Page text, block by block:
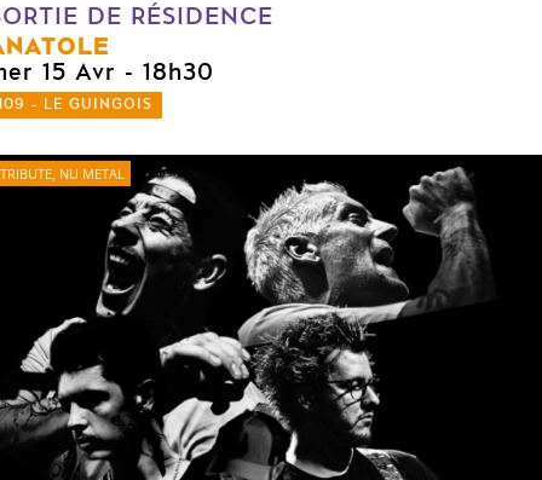
DE RÉSIDENCE
15 Avr - 18h30
- LE GUINGOIS
TRIBUTE, NU METAL